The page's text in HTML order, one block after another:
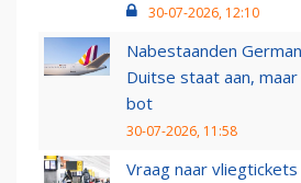
30-07-2026, 12:10
Nabestaanden
Duitse staat aan,
bot
30-07-2026, 11:58
Vraag naar